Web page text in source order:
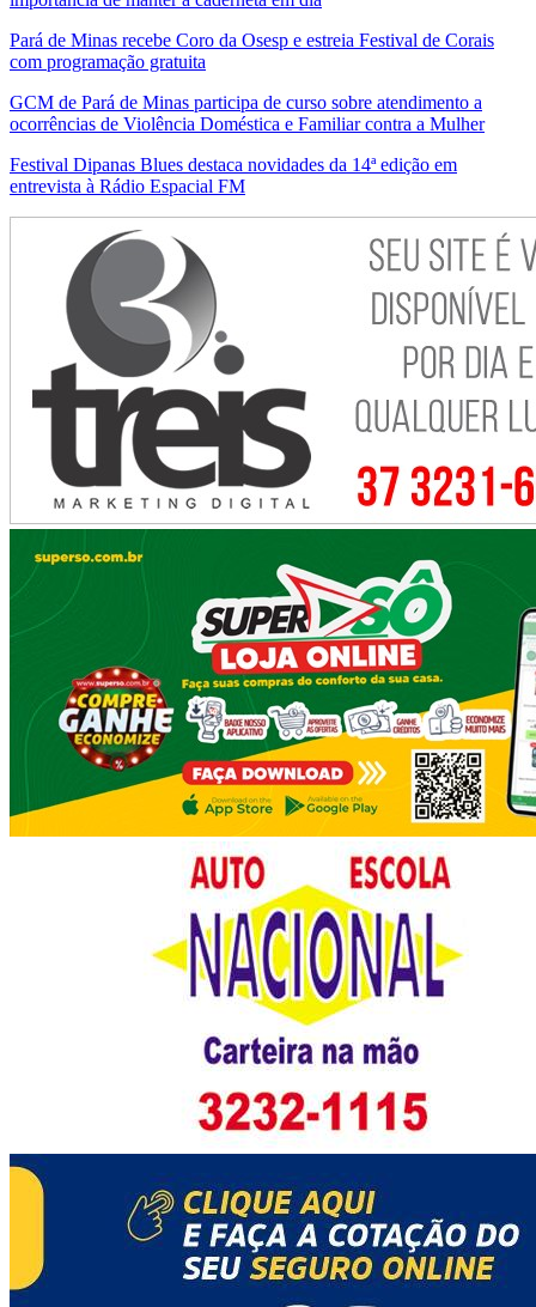
Pará de Minas recebe Coro da Osesp e estreia Festival de Corais
com programação gratuita
GCM de Pará de Minas participa de curso sobre atendimento a
ocorrências de Violência Doméstica e Familiar contra a Mulher
Festival Dipanas Blues destaca novidades da 14ª edição em
entrevista à Rádio Espacial FM